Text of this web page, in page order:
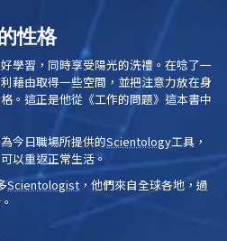
性格
學習，同時享受陽光的洗禮。在唸了一
藉由取得一些空間，並把注意力放在身
。這正是他從 《工作的問題》 這本書中
今日職場所提供的Scientology工具，
以重返正常生活。
Scientologist ，他們來自全球各地，過